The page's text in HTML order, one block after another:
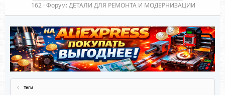
162 Форум:ДЕТАЛИ ДЛЯ РЕМОНТА И МОДЕРНИЗАЦИИ
Теги